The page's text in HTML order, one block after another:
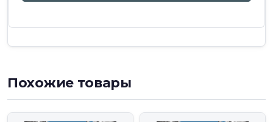
Похожие товары